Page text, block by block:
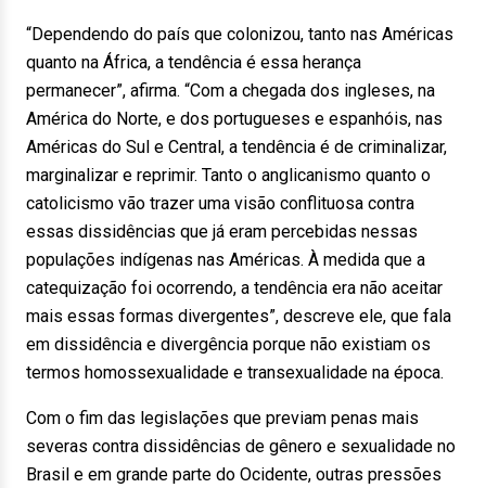
“Dependendo do país que colonizou, tanto nas Américas
quanto na África, a tendência é essa herança
permanecer”, afirma. “Com a chegada dos ingleses, na
América do Norte, e dos portugueses e espanhóis, nas
Américas do Sul e Central, a tendência é de criminalizar,
marginalizar e reprimir. Tanto o anglicanismo quanto o
catolicismo vão trazer uma visão conflituosa contra
essas dissidências que já eram percebidas nessas
populações indígenas nas Américas. À medida que a
catequização foi ocorrendo, a tendência era não aceitar
mais essas formas divergentes”, descreve ele, que fala
em dissidência e divergência porque não existiam os
termos homossexualidade e transexualidade na época.
Com o fim das legislações que previam penas mais
severas contra dissidências de gênero e sexualidade no
Brasil e em grande parte do Ocidente, outras pressões